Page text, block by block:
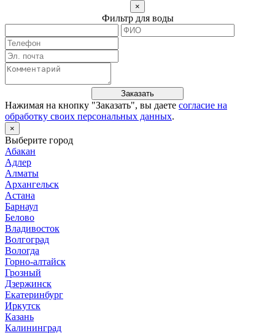
×
Фильтр для воды
Заказать
Нажимая на кнопку "Заказать", вы даете согласие на
обработку своих персональных данных.
×
Выберите город
Абакан
Адлер
Алматы
Архангельск
Астана
Барнаул
Белово
Владивосток
Волгоград
Вологда
Горно-алтайск
Грозный
Дзержинск
Екатеринбург
Иркутск
Казань
Калининград